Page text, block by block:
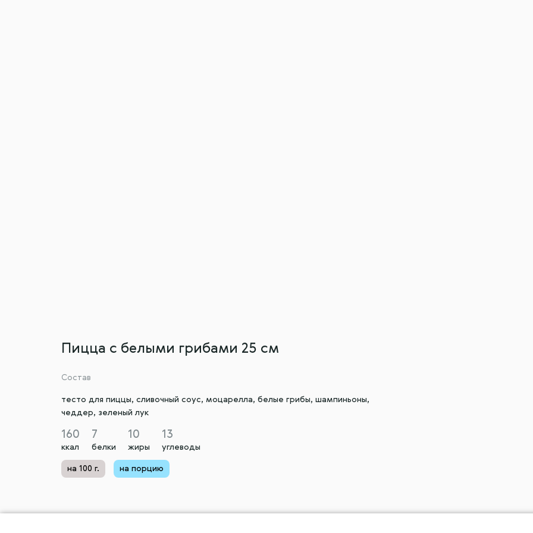
Пицца с белыми грибами 25 см
Состав
тесто для пиццы, сливочный соус, моцарелла, белые грибы, шампиньоны,
чеддер, зеленый лук
160
ккал
7
белки
10
жиры
13
углеводы
на 100 г. на порцию